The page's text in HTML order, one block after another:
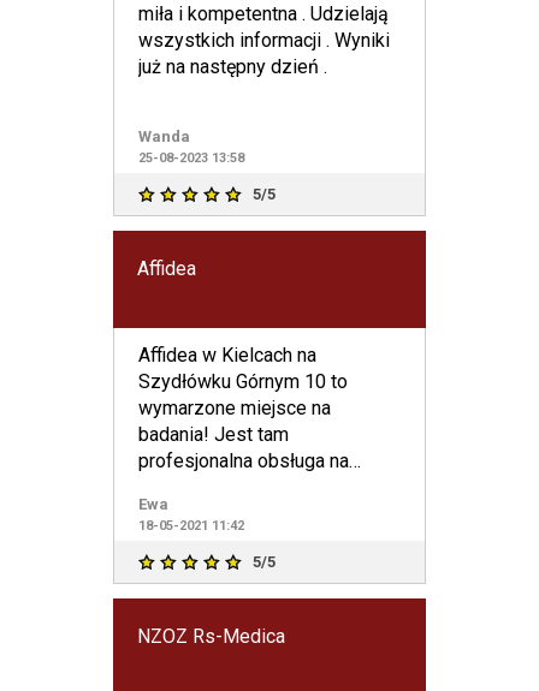
miła i kompetentna . Udzielają
wszystkich informacji . Wyniki
już na następny dzień .
Wanda
25-08-2023 13:58
5/5
Affidea
Affidea w Kielcach na
Szydłówku Górnym 10 to
wymarzone miejsce na
badania! Jest tam
profesjonalna obsługa na
Doskonała organizacja dzięki k
Ewa
18-05-2021 11:42
5/5
NZOZ Rs-Medica